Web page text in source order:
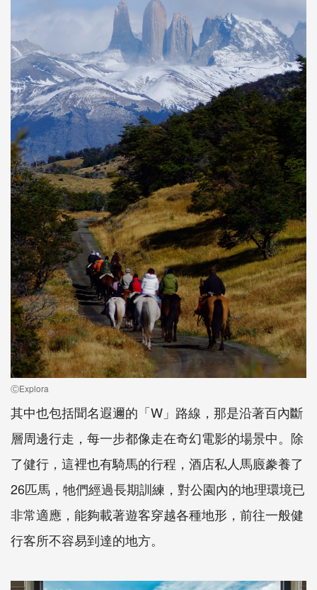
ⒸExplora
其中也包括聞名遐邇的「W 」路線，那是沿著百內斷
層周邊行走，每一步都像走在奇幻電影的場景中。除
了健行，這裡也有騎馬的行程，酒店私人馬廄豢養了
26匹馬，牠們經過長期訓練，對公園內的地理環境已
非常適應，能夠載著遊客穿越各種地形，前往一般健
行客所不容易到達的地方。